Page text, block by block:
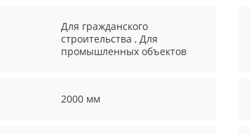
Для гражданского
строительства , Для
промышленных объектов
2000 мм